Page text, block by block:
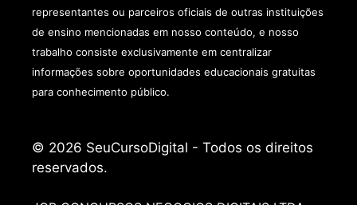
representantes ou parceiros oficiais de outras instituições
de ensino mencionadas em nosso conteúdo, e nosso
trabalho consiste exclusivamente em centralizar
informações sobre oportunidades educacionais gratuitas
para conhecimento público.
© 2026 SeuCursoDigital - Todos os direitos
reservados.